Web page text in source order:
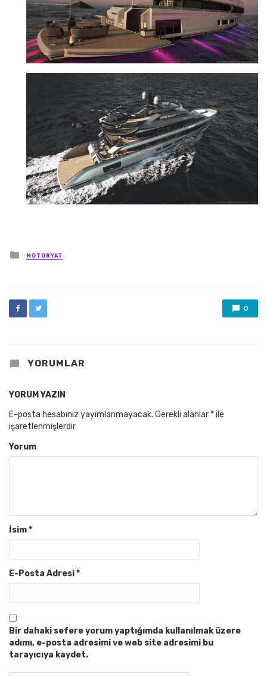
Posted
in
MOTORYAT
0
YORUMLAR
YORUM YAZIN
E-posta hesabınız yayımlanmayacak. Gerekli alanlar *ile
işaretlenmişlerdir
Yorum
İsim*
E-Posta Adresi*
Bir dahaki sefere yorum yaptığımda kullanılmak üzere
adımı, e-posta adresimi ve web site adresimi bu
tarayıcıya kaydet.